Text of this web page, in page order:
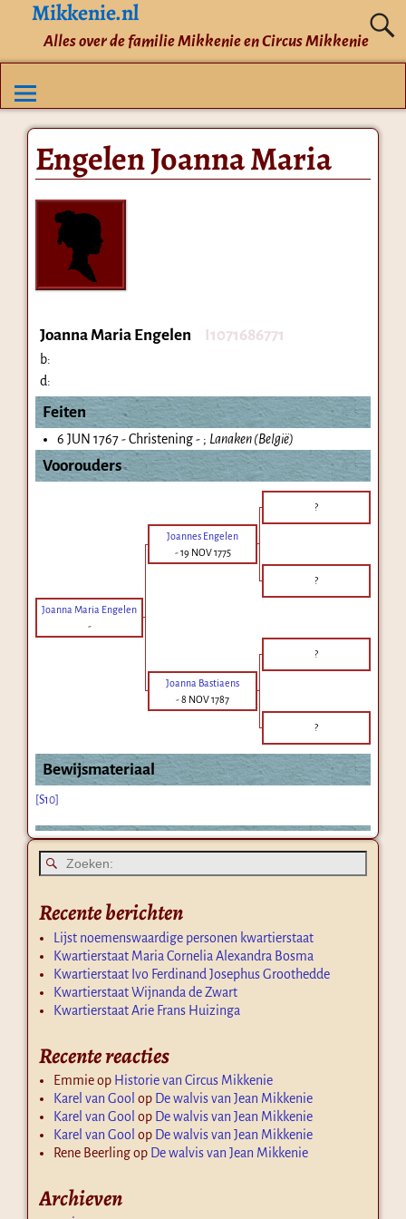
Mikkenie.nl
Alles over de familie Mikkenie en Circus Mikkenie
Engelen Joanna Maria
Joanna Maria Engelen I1071686771
b:
d:
Feiten
6 JUN 1767 - Christening - ; Lanaken (België)
Voorouders
?
Joannes Engelen
-19 NOV 1775
?
Joanna Maria Engelen
-
?
Joanna Bastiaens
-8 NOV 1787
?
Bewijsmateriaal
[S10]
Recente berichten
Lijst noemenswaardige personen kwartierstaat
Kwartierstaat Maria Cornelia Alexandra Bosma
Kwartierstaat Ivo Ferdinand Josephus Groothedde
Kwartierstaat Wijnanda de Zwart
Kwartierstaat Arie Frans Huizinga
Recente reacties
Emmieop Historie van Circus Mikkenie
Karel van Gool op De walvis van Jean Mikkenie
Karel van Gool op De walvis van Jean Mikkenie
Karel van Gool op De walvis van Jean Mikkenie
Rene Beerlingop De walvis van Jean Mikkenie
Archieven